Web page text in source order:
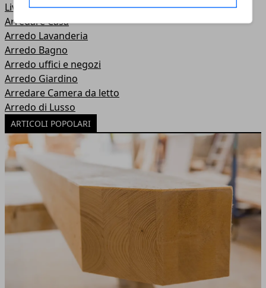
Living
Arredare Casa
Arredo Lavanderia
Arredo Bagno
Arredo uffici e negozi
Arredo Giardino
Arredare Camera da letto
Arredo di Lusso
ARTICOLI POPOLARI